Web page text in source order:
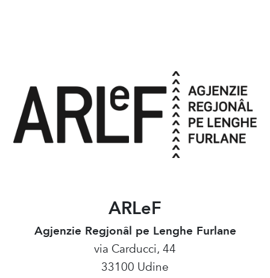
ARLeF
Agjenzie Regjonâl pe Lenghe Furlane
via Carducci, 44
33100 Udine